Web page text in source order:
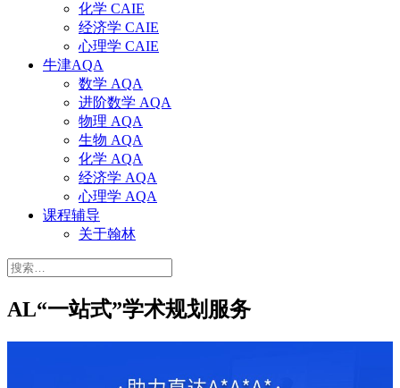
化学 CAIE
经济学 CAIE
心理学 CAIE
牛津AQA
数学 AQA
进阶数学 AQA
物理 AQA
生物 AQA
化学 AQA
经济学 AQA
心理学 AQA
课程辅导
关于翰林
搜
AL“一站式”学术规划服务